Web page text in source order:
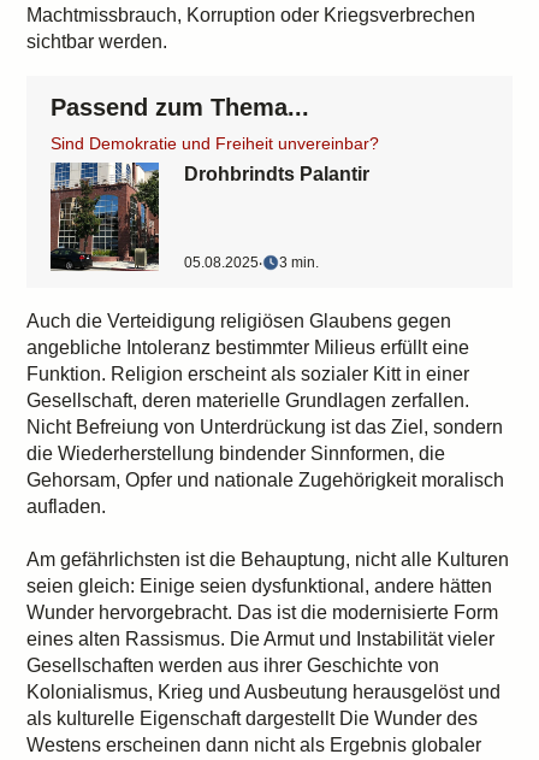
Machtmissbrauch, Korruption oder Kriegsverbrechen
sichtbar werden.
Passend zum Thema...
Sind Demokratie und Freiheit unvereinbar?
Drohbrindts Palantir
05.08.2025‧ 3 min.
Auch die Verteidigung religiösen Glaubens gegen
angebliche Intoleranz bestimmter Milieus erfüllt eine
Funktion. Religion erscheint als sozialer Kitt in einer
Gesellschaft, deren materielle Grundlagen zerfallen.
Nicht Befreiung von Unterdrückung ist das Ziel, sondern
die Wiederherstellung bindender Sinnformen, die
Gehorsam, Opfer und nationale Zugehörigkeit moralisch
aufladen.
Am gefährlichsten ist die Behauptung, nicht alle Kulturen
seien gleich: Einige seien dysfunktional, andere hätten
Wunder hervorgebracht. Das ist die modernisierte Form
eines alten Rassismus. Die Armut und Instabilität vieler
Gesellschaften werden aus ihrer Geschichte von
Kolonialismus, Krieg und Ausbeutung herausgelöst und
als kulturelle Eigenschaft dargestellt Die Wunder des
Westens erscheinen dann nicht als Ergebnis globaler